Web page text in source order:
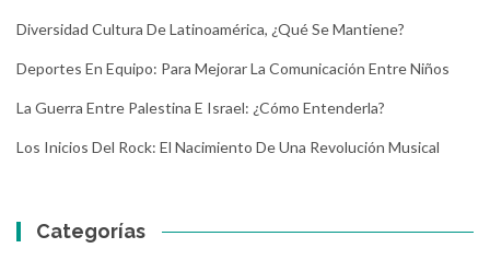
Diversidad Cultura De Latinoamérica, ¿Qué Se Mantiene?
Deportes En Equipo: Para Mejorar La Comunicación Entre Niños
La Guerra Entre Palestina E Israel: ¿Cómo Entenderla?
Los Inicios Del Rock: El Nacimiento De Una Revolución Musical
Categorías